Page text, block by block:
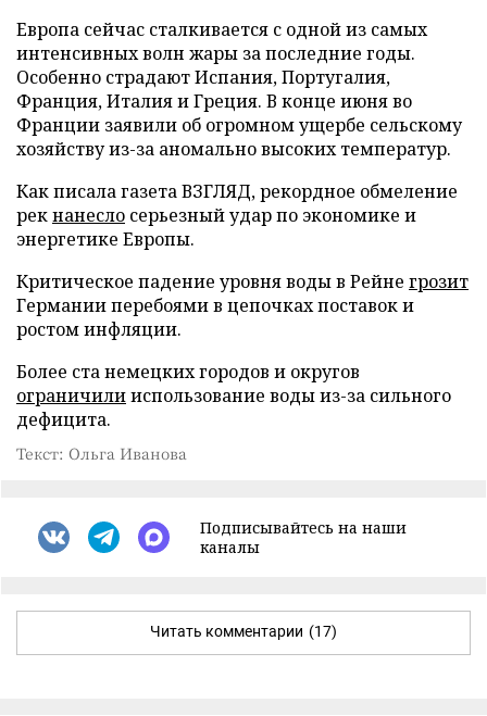
Европа сейчас сталкивается с одной из самых
интенсивных волн жары за последние годы.
Особенно страдают Испания, Португалия,
Франция, Италия и Греция. В конце июня во
Франции заявили об огромном ущербе сельскому
хозяйству из-за аномально высоких температур.
Как писала газета ВЗГЛЯД, рекордное обмеление
рекнанесло серьезный удар по экономике и
энергетике Европы.
Критическое падение уровня воды в Рейне грозит
Германии перебоями в цепочках поставок и
ростом инфляции.
Более ста немецких городов и округов
ограничилииспользование воды из-за сильного
дефицита.
Текст: Ольга Иванова
Подписывайтесь на наши
каналы
Читать комментарии (17)